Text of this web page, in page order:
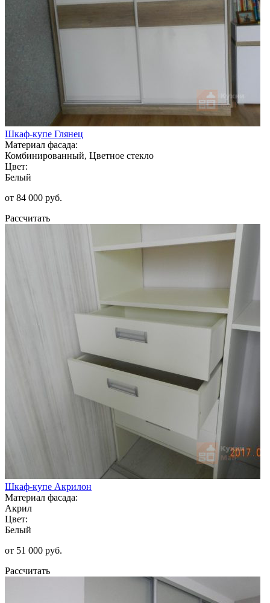
Шкаф-купе Глянец
Материал фасада:
Комбинированный, Цветное стекло
Цвет:
Белый
от 84 000 руб.
Рассчитать
Шкаф-купе Акрилон
Материал фасада:
Акрил
Цвет:
Белый
от 51 000 руб.
Рассчитать